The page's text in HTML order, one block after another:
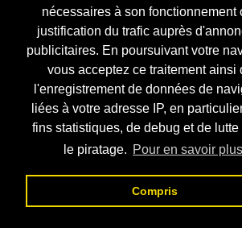
nécessaires à son fonctionnement
justification du trafic auprès
publicitaires. En poursuivant votre
vous acceptez ce traitement ainsi
l'enregistrement de données de
liées à votre adresse IP, en
fins statistiques, de debug et de lutte
le piratage. Pour en savoir plus
Compris
Réalisations
Divers (et d’été)
Annonces
Liens externes
Téléchargement
Contact